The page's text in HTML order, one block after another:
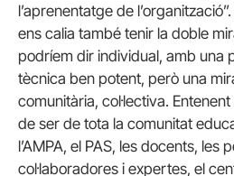
l’aprenentatge de
ens calia també tenir la doble
podríem dir individual, amb una
tècnica ben potent, però una
comunitària, col·lectiva.
de ser de tota la comunitat
l’AMPA, el PAS, les docents, les
col·laboradores i expertes, el